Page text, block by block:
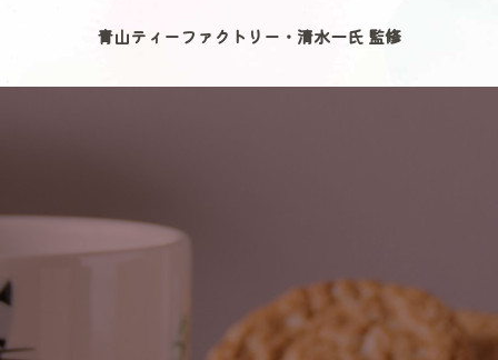
青山ティーファクトリー・清水一氏 監修